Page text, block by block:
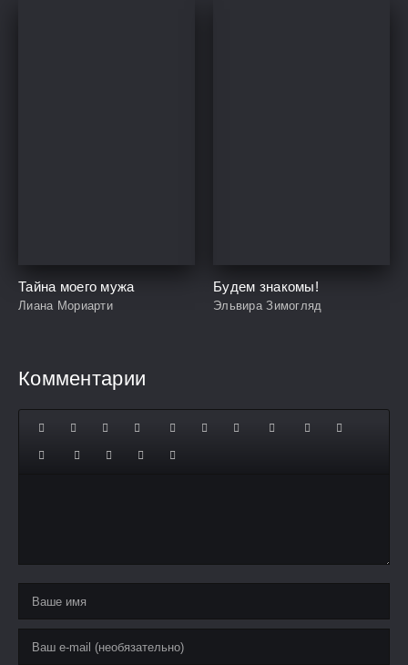
Тайна моего мужа
Лиана Мориарти
Будем знакомы!
Эльвира Зимогляд
Комментарии